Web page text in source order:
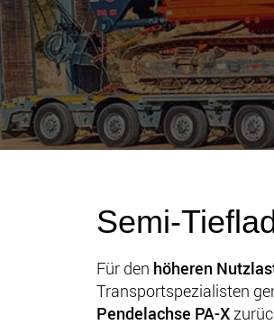
Semi-
Für den höheren
Transportspezialisten
Pendelachse PA-X